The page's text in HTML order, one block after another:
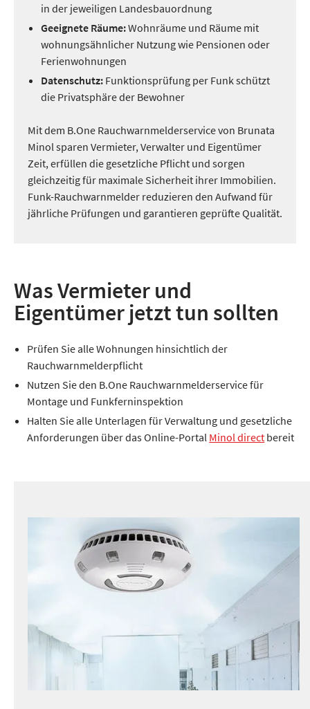
in der jeweiligen Landesbauordnung
Geeignete Räume:Wohnräume und Räume mit
wohnungsähnlicher Nutzung wie Pensionen oder
Ferienwohnungen
Datenschutz: Funktionsprüfung per Funk schützt
die Privatsphäre der Bewohner
Mit dem B.One Rauchwarnmelderservice von Brunata
Minol sparen Vermieter, Verwalter und Eigentümer
Zeit, erfüllen die gesetzliche Pflicht und sorgen
gleichzeitig für maximale Sicherheit ihrer Immobilien.
Funk-Rauchwarnmelder reduzieren den Aufwand für
jährliche Prüfungen und garantieren geprüfte Qualität.
Was Vermieter und
Eigentümer jetzt tun sollten
Prüfen Sie alle Wohnungen hinsichtlich der
Rauchwarnmelderpflicht
Nutzen Sie den B.One Rauchwarnmelderservice für
Montage und Funkferninspektion
Halten Sie alle Unterlagen für Verwaltung und gesetzliche
Anforderungen über das Online-Portal Minol direct bereit